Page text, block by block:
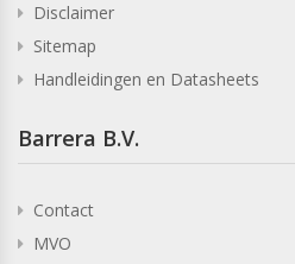
Disclaimer
Sitemap
Handleidingen en Datasheets
Barrera B.V.
Contact
MVO